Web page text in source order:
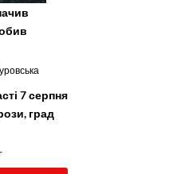
7 серпня
град